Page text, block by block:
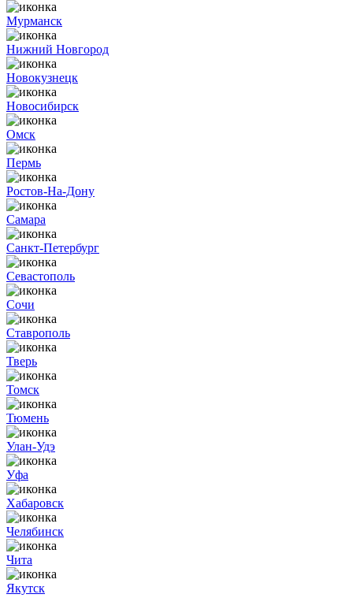
Мурманск
Нижний Новгород
Новокузнецк
Новосибирск
Омск
Пермь
Ростов-На-Дону
Самара
Санкт-Петербург
Севастополь
Сочи
Ставрополь
Тверь
Томск
Тюмень
Улан-Удэ
Уфа
Хабаровск
Челябинск
Чита
Якутск